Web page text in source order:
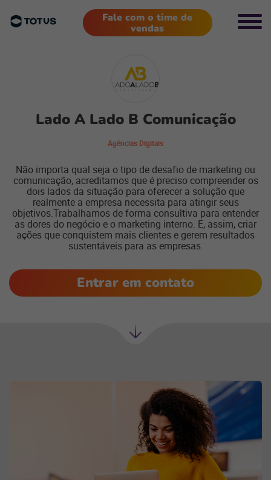
Fale com o time de
vendas
Lado A Lado B Comunicação
Agências Digitais
Não importa qual seja o tipo de desafio de marketing ou
comunicação, acreditamos que é preciso compreender os
dois lados da situação para oferecer a solução que
realmente a empresa necessita para atingir seus
objetivos.Trabalhamos de forma consultiva para entender
as dores do negócio e o marketing interno. E, assim, criar
ações que conquistem mais clientes e gerem resultados
sustentáveis para as empresas.
Entrar em contato